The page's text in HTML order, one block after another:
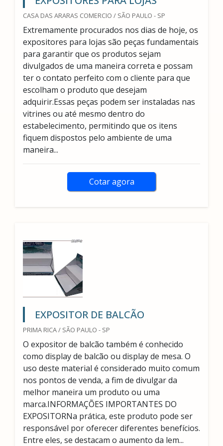
CASA DAS ARARAS COMERCIO / SÃO PAULO - SP
Extremamente procurados nos dias de hoje, os
expositores para lojas são peças fundamentais
para garantir que os produtos sejam
divulgados de uma maneira correta e possam
ter o contato perfeito com o cliente para que
escolham o produto que desejam
adquirir.Essas peças podem ser instaladas nas
vitrines ou até mesmo dentro do
estabelecimento, permitindo que os itens
fiquem dispostos pelo ambiente de uma
maneira...
Cotar agora
EXPOSITOR DE BALCÃO
PRIMA RICA / SÃO PAULO - SP
O expositor de balcão também é conhecido
como display de balcão ou display de mesa. O
uso deste material é considerado muito comum
nos pontos de venda, a fim de divulgar da
melhor maneira um produto ou uma
marca.INFORMAÇÕES IMPORTANTES DO
EXPOSITORNa prática, este produto pode ser
responsável por oferecer diferentes benefícios.
Entre eles, se destacam o aumento da lem...